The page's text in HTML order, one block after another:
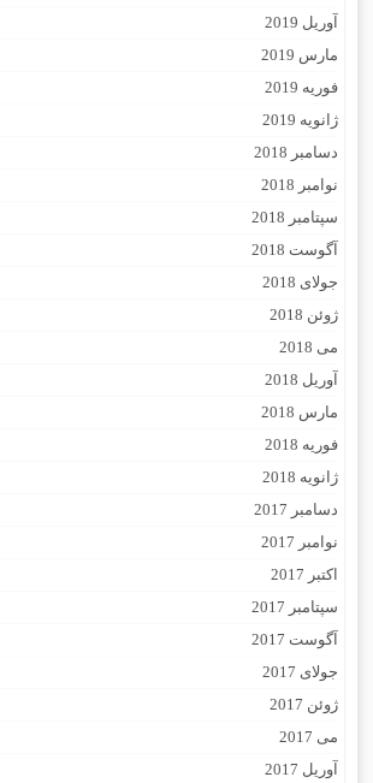
آوریل 2019
مارس 2019
فوریه 2019
ژانویه 2019
دسامبر 2018
نوامبر 2018
سپتامبر 2018
آگوست 2018
جولای 2018
ژوئن 2018
می 2018
آوریل 2018
مارس 2018
فوریه 2018
ژانویه 2018
دسامبر 2017
نوامبر 2017
اکتبر 2017
سپتامبر 2017
آگوست 2017
جولای 2017
ژوئن 2017
می 2017
آوریل 2017